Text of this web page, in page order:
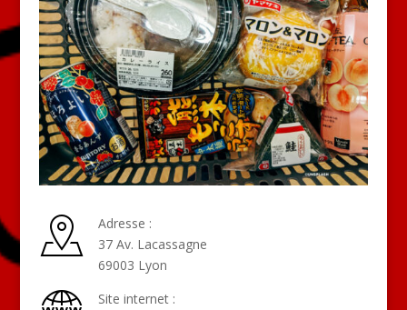
Adresse :
37 Av. Lacassagne
69003 Lyon
Site internet :